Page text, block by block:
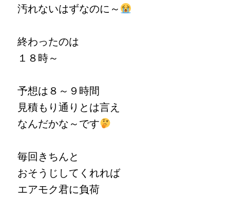
汚れないはずなのに～
終わったのは
１８時～
予想は８～９時間
見積もり通りとは言え
なんだかな～です
毎回きちんと
おそうじしてくれれば
エアモク君に負荷